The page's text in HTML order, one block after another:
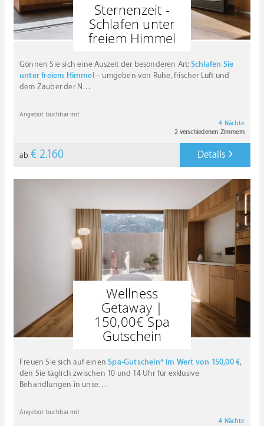
Sternenzeit -
Schlafen unter
freiem Himmel
Gönnen Sie sich eine Auszeit der besonderen Art: Schlafen Sie
unter freiem Himmel – umgeben von Ruhe, frischer Luft und
dem Zauber der N…
Angebot buchbar mit
4 Nächte
2 verschiedenen Zimmern
ab € 2.160 Details
Wellness
Getaway |
150,00€ Spa
Gutschein
Freuen Sie sich auf einenSpa-Gutschein* im Wert von 150,00 €,
den Sie täglich zwischen 10 und 14 Uhr für exklusive
Behandlungen in unse…
Angebot buchbar mit
4 Nächte